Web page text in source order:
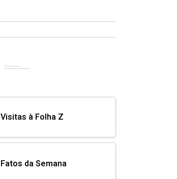
Visitas à Folha Z
Fatos da Semana